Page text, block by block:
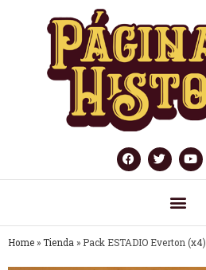
Home » Tienda » Pack ESTADIO Everton (x4)